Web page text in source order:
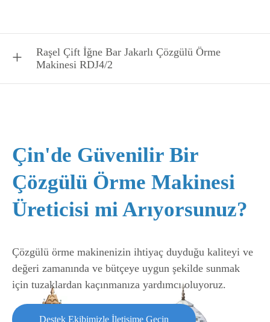
Raşel Çift İğne Bar Jakarlı Çözgülü Örme
Makinesi RDJ4/2
Çin'de Güvenilir Bir
Çözgülü Örme Makinesi
Üreticisi mi Arıyorsunuz?
Çözgülü örme makinenizin ihtiyaç duyduğu kaliteyi ve
değeri zamanında ve bütçeye uygun şekilde sunmak
için tuzaklardan kaçınmanıza yardımcı oluyoruz.
Destek Ekibimizle İletişime Geçin